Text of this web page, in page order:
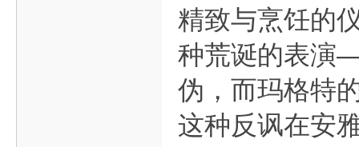
精致与烹饪的
种荒诞的表演
伪，而玛格特
这种反讽在安